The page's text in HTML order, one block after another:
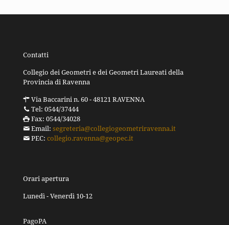
Contatti
Collegio dei Geometri e dei Geometri Laureati della
Provincia di Ravenna
Via Baccarini n. 60 - 48121 RAVENNA
Tel: 0544/37444
Fax: 0544/34028
Email: segreteria@collegiogeometriravenna.it
PEC: collegio.ravenna@geopec.it
Orari apertura
Lunedì - Venerdì 10-12
PagoPA